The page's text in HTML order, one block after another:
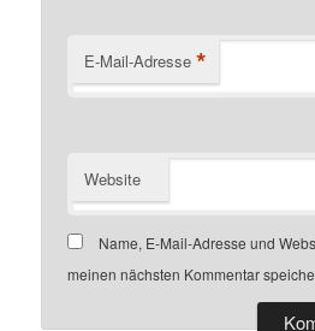
E-Mail-Adresse *
Website
Name, E-Mail-Adresse und
meinen nächsten Kommentar